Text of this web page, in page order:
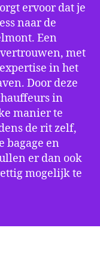
ervoor dat je
naar de
Een
met
in het
Door deze
in
manier te
de rit zelf,
bagage en
er dan ook
mogelijk te